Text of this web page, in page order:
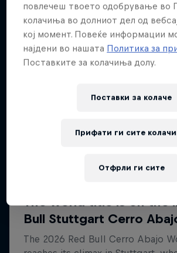
повлечеш твоето одобрување во
колачиња во долниот дел од
кој момент. Повеќе информации
најдени во нашата Политика за
Поставките за колачиња долу.
Поставки за колачe
Отфрли ги сите
Прифати ги сите